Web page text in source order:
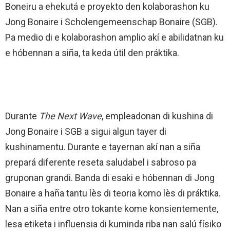
Boneiru a ehekutá e proyekto den kolaborashon ku
Jong Bonaire i Scholengemeenschap Bonaire (SGB).
Pa medio di e kolaborashon amplio akí e abilidatnan ku
e hóbennan a siña, ta keda útil den práktika.
Durante The Next Wave, empleadonan di kushina di
Jong Bonaire i SGB a sigui algun tayer di
kushinamentu. Durante e tayernan akí nan a siña
prepará diferente reseta saludabel i sabroso pa
gruponan grandi. Banda di esaki e hóbennan di Jong
Bonaire a haña tantu lès di teoria komo lès di práktika.
Nan a siña entre otro tokante kome konsientemente,
lesa etiketa i influensia di kuminda riba nan salú físiko